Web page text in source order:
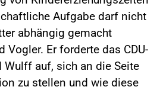
Aufgabe darf nicht
abhängig gemacht
Vogler. Er forderte das CDU-
auf, sich an die Seite
zu stellen und wie diese